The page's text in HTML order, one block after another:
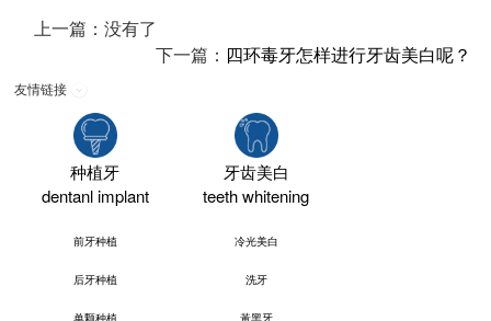
上一篇：没有了
下一篇： 四环毒牙怎样进行牙齿美白呢？
友情链接
种植牙
dentanl implant
前牙种植
后牙种植
单颗种植
牙齿美白
teeth whitening
冷光美白
洗牙
黃黑牙